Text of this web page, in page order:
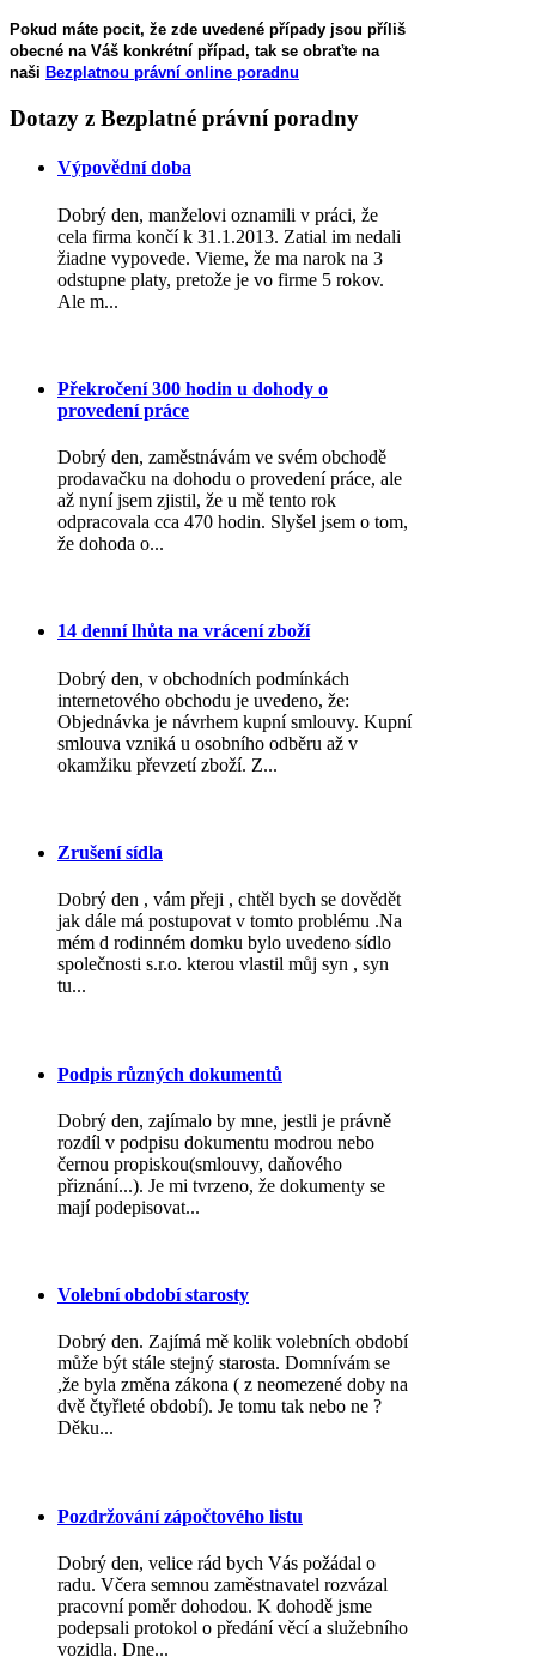
Pokud máte pocit, že zde uvedené případy jsou příliš
obecné na Váš konkrétní případ, tak se obraťte na
naši Bezplatnou právní online poradnu
Dotazy z Bezplatné právní poradny
Výpovědní doba
Dobrý den, manželovi oznamili v práci, že
cela firma končí k 31.1.2013. Zatial im nedali
žiadne vypovede. Vieme, že ma narok na 3
odstupne platy, pretože je vo firme 5 rokov.
Ale m...
Překročení 300 hodin u dohody o
provedení práce
Dobrý den, zaměstnávám ve svém obchodě
prodavačku na dohodu o provedení práce, ale
až nyní jsem zjistil, že u mě tento rok
odpracovala cca 470 hodin. Slyšel jsem o tom,
že dohoda o...
14 denní lhůta na vrácení zboží
Dobrý den, v obchodních podmínkách
internetového obchodu je uvedeno, že:
Objednávka je návrhem kupní smlouvy. Kupní
smlouva vzniká u osobního odběru až v
okamžiku převzetí zboží. Z...
Zrušení sídla
Dobrý den , vám přeji , chtěl bych se dovědět
jak dále má postupovat v tomto problému .Na
mém d rodinném domku bylo uvedeno sídlo
společnosti s.r.o. kterou vlastil můj syn , syn
tu...
Podpis různých dokumentů
Dobrý den, zajímalo by mne, jestli je právně
rozdíl v podpisu dokumentu modrou nebo
černou propiskou(smlouvy, daňového
přiznání...). Je mi tvrzeno, že dokumenty se
mají podepisovat...
Volební období starosty
Dobrý den. Zajímá mě kolik volebních období
může být stále stejný starosta. Domnívám se
,že byla změna zákona ( z neomezené doby na
dvě čtyřleté období). Je tomu tak nebo ne ?
Děku...
Pozdržování zápočtového listu
Dobrý den, velice rád bych Vás požádal o
radu. Včera semnou zaměstnavatel rozvázal
pracovní poměr dohodou. K dohodě jsme
podepsali protokol o předání věcí a služebního
vozidla. Dne...